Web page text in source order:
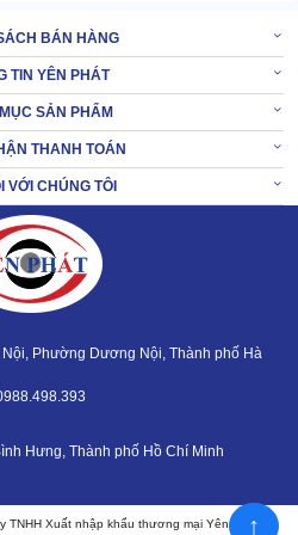
hệ thống đèn LED báo chất lượng
quan. Đây là tính năng quan trọng,
sử dụng hoặc trẻ em trong gia
-
-
Chuyển sang chế độ Turbo,
BÁN HÀNG
TIN YÊN PHÁT
SẢN PHẨM
THANH TOÁN
VỚI CHÚNG TÔI
Phường Dương Nội, Thành phố Hà
Hưng, Thành phố Hồ Chí Minh
TNHH Xuất nhập khẩu thương mại Yên Phát
↑